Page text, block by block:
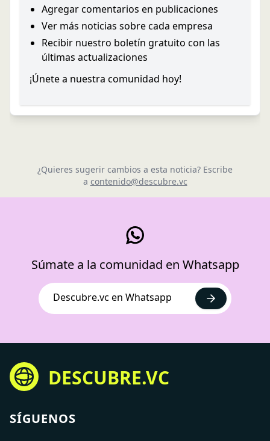
Agregar comentarios en publicaciones
Ver más noticias sobre cada empresa
Recibir nuestro boletín gratuito con las
últimas actualizaciones
¡Únete a nuestra comunidad hoy!
¿Quieres sugerir cambios a esta noticia? Escribe
a contenido@descubre.vc
Súmate a la comunidad en Whatsapp
Descubre.vc en Whatsapp
DESCUBRE.VC
SÍGUENOS